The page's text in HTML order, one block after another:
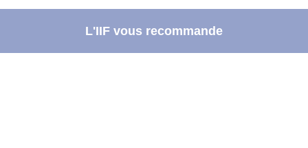
L'IIF vous recommande